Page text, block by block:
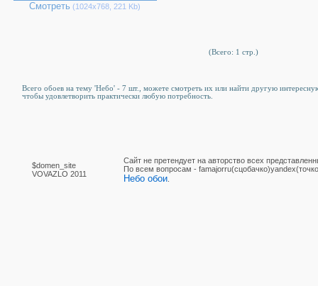
Смотреть (1024х768, 221 Kb)
(Всего: 1 стр.)
Всего обоев на тему 'Небо' - 7 шт., можете смотреть их или найти другую
чтобы удовлетворить практически любую потребность.
$domen_site
VOVAZLO 2011
Сайт не претендует на авторство всех
По вcем вопросам -
Небо обои